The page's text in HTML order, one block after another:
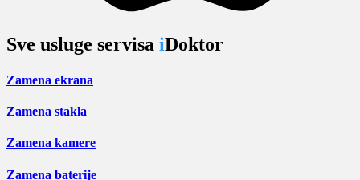
Sve usluge servisa iDoktor
Zamena ekrana
Zamena stakla
Zamena kamere
Zamena baterije